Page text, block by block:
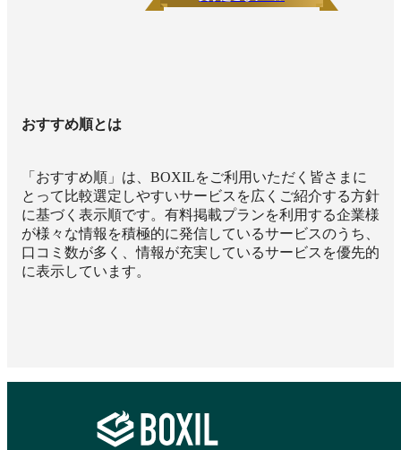
おすすめ順とは
「おすすめ順」は、BOXILをご利用いただく皆さまに
とって比較選定しやすいサービスを広くご紹介する方針
に基づく表示順です。有料掲載プランを利用する企業様
が様々な情報を積極的に発信しているサービスのうち、
口コミ数が多く、情報が充実しているサービスを優先的
に表示しています。